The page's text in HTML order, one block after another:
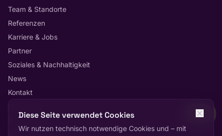
Team & Standorte
Referenzen
Karriere & Jobs
Partner
Soziales & Nachhaltigkeit
News
Kontakt
Datenschutz
Barrierefreiheit
Diese Seite verwendet Cookies
Wir nutzen technisch notwendige Cookies und – mit